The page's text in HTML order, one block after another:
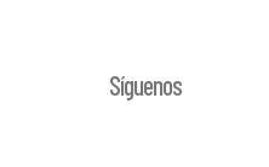
Síguenos